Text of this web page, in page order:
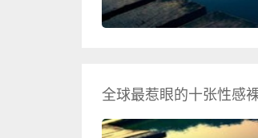
全球最惹眼的十张性感